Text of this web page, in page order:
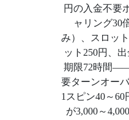
円の入金不要
ャリング30
み）、スロッ
ット250円、
期限72時間
要ターンオー
1スピン40～
が3,000～